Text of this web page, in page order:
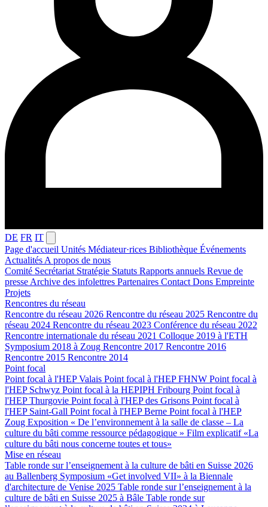
DE FR IT
Page d'accueil Unités Médiateur·rices Bibliothèque Événements
Actualités A propos de nous
Comité Secrétariat Stratégie Statuts Rapports annuels Revue de
presse Archive des infolettres Partenaires Contact Dons Empreinte
Projets
Rencontres du réseau
Rencontre du réseau 2026 Rencontre du réseau 2025 Rencontre du
réseau 2024 Rencontre du réseau 2023 Conférence du réseau 2022
Rencontre internationale du réseau 2021 Colloque 2019 à l'ETH
Symposium 2018 à Zoug Rencontre 2017 Rencontre 2016
Rencontre 2015 Rencontre 2014
Point focal
Point focal à l'HEP Valais Point focal à l'HEP FHNW Point focal à
l'HEP Schwyz Point focal à la HEPIPH Fribourg Point focal à
l'HEP Thurgovie Point focal à l'HEP des Grisons Point focal à
l'HEP Saint-Gall Point focal à l'HEP Berne Point focal à l'HEP
Zoug Exposition « De l’environnement à la salle de classe – La
culture du bâti comme ressource pédagogique » Film explicatif «La
culture du bâti nous concerne toutes et tous»
Mise en réseau
Table ronde sur l’enseignement à la culture de bâti en Suisse 2026
au Ballenberg Symposium «Get involved VII» à la Biennale
d'architecture de Venise 2025 Table ronde sur l’enseignement à la
culture de bâti en Suisse 2025 à Bâle Table ronde sur